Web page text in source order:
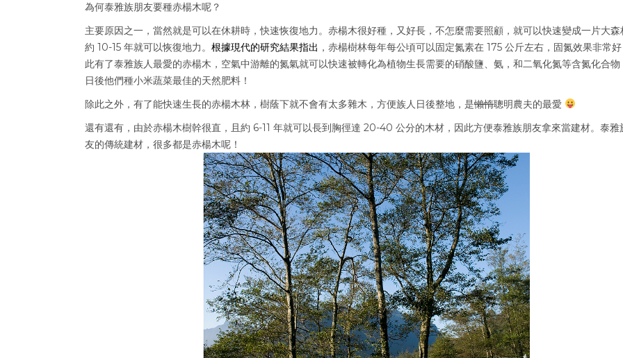
為何泰雅族朋友要種赤楊木呢？
主要原因之一，當然就是可以在休耕時，快速恢復地力。赤楊木很好種，又好長，不怎麼需要照顧，就可以快速變成一片大森
約 10-15 年就可以恢復地力。 根據現代的研究結果指出 ，赤楊樹林每年每公頃可以固定氮素在 175 公斤左右，固氮效果非常
此有了泰雅族人最愛的赤楊木，空氣中游離的氮氣就可以快速被轉化為植物生長需要的硝酸鹽、氨，和二氧化氮等含氮化合物
日後他們種小米蔬菜最佳的天然肥料！
除此之外，有了能快速生長的赤楊木林，樹蔭下就不會有太多雜木，方便族人日後整地，是懶惰聰明農夫的最愛
還有還有，由於赤楊木樹幹很直，且約 6-11 年就可以長到胸徑達 20-40 公分的木材，因此方便泰雅族朋友拿來當建材。泰雅
友的傳統建材，很多都是赤楊木呢！